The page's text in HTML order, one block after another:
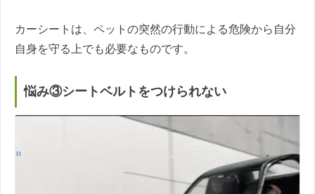
カーシートは、ペットの突然の行動による危険から自分
自身を守る上でも必要なものです。
悩み③シートベルトをつけられない